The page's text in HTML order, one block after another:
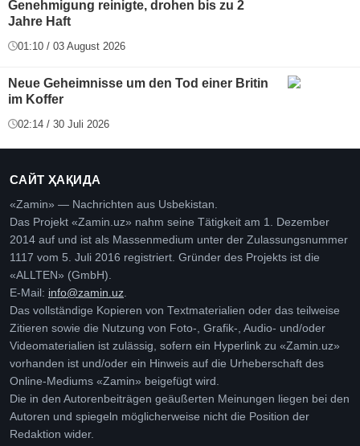
Genehmigung reinigte, drohen bis zu 2
Jahre Haft
01:10 / 03 August 2026
Neue Geheimnisse um den Tod einer Britin
im Koffer
02:14 / 30 Juli 2026
САЙТ ҲАҚИДА
«Zamin» — Nachrichten aus Usbekistan.
Das Projekt «Zamin.uz» nahm seine Tätigkeit am 1. Dezember
2014 auf und ist als Massenmedium unter der Zulassungsnummer
1117 vom 5. Juli 2016 registriert. Gründer des Projekts ist die
«ALLTEN» (GmbH).
E-Mail: info@zamin.uz
Das vollständige Kopieren von Textmaterialien oder das teilweise
Zitieren sowie die Nutzung von Foto-, Grafik-, Audio- und/oder
Videomaterialien ist zulässig, sofern ein Hyperlink zu «Zamin.uz»
vorhanden ist und/oder ein Hinweis auf die Urheberschaft des
Online-Mediums «Zamin» beigefügt wird.
Die in den Autorenbeiträgen geäußerten Meinungen liegen bei den
Autoren und spiegeln möglicherweise nicht die Position der
Redaktion wider.